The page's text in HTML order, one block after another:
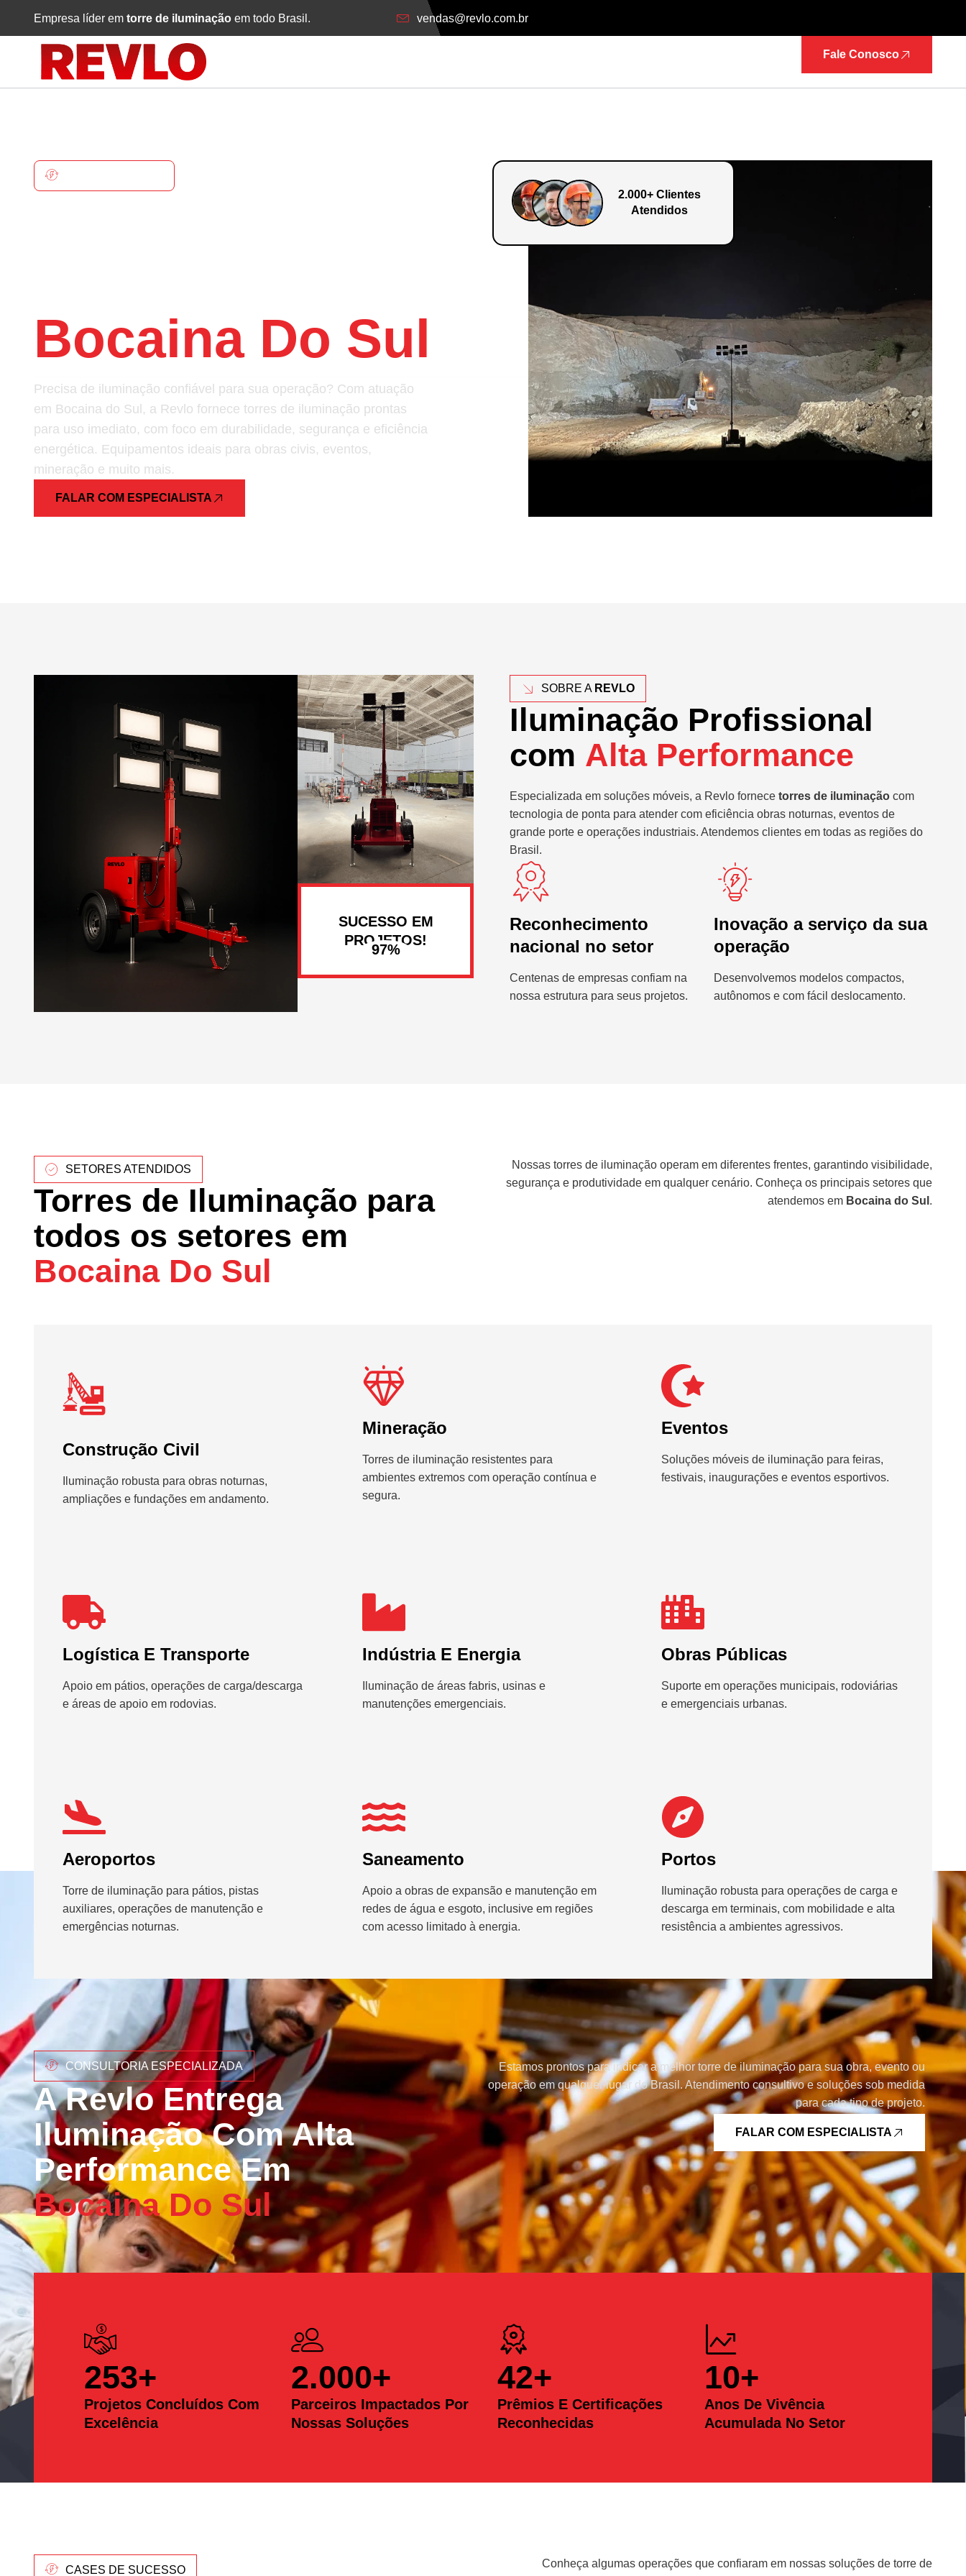
Empresa líder em torre de iluminação em todo Brasil. vendas@revlo.com.br
Fale Conosco
Bocaina Do Sul
Precisa de iluminação confiável para sua operação? Com atuação
em Bocaina do Sul, a Revlo fornece torres de iluminação prontas
para uso imediato, com foco em durabilidade, segurança e eficiência
energética. Equipamentos ideais para obras civis, eventos,
mineração e muito mais.
FALAR COM ESPECIALISTA
2.000+ Clientes
Atendidos
SUCESSO EM
PROJETOS!
SOBRE A REVLO
Iluminação Profissional
com Alta Performance
Especializada em soluções móveis, a Revlo fornece torres de iluminação com
tecnologia de ponta para atender com eficiência obras noturnas, eventos de
grande porte e operações industriais. Atendemos clientes em todas as regiões do
Brasil.
Reconhecimento
nacional no setor
Centenas de empresas confiam na
nossa estrutura para seus projetos.
Inovação a serviço da sua
operação
Desenvolvemos modelos compactos,
autônomos e com fácil deslocamento.
SETORES ATENDIDOS
Torres de Iluminação para
todos os setores em
Bocaina Do Sul
Nossas torres de iluminação operam em diferentes frentes, garantindo visibilidade,
segurança e produtividade em qualquer cenário. Conheça os principais setores que
atendemos em Bocaina do Sul .
Construção Civil
Iluminação robusta para obras noturnas,
ampliações e fundações em andamento.
Mineração
Torres de iluminação resistentes para
ambientes extremos com operação contínua e
segura.
Eventos
Soluções móveis de iluminação para feiras,
festivais, inaugurações e eventos esportivos.
Logística E Transporte
Apoio em pátios, operações de carga/descarga
e áreas de apoio em rodovias.
Indústria E Energia
Iluminação de áreas fabris, usinas e
manutenções emergenciais.
Obras Públicas
Suporte em operações municipais, rodoviárias
e emergenciais urbanas.
Aeroportos
Torre de iluminação para pátios, pistas
auxiliares, operações de manutenção e
emergências noturnas.
Saneamento
Apoio a obras de expansão e manutenção em
redes de água e esgoto, inclusive em regiões
com acesso limitado à energia.
Portos
Iluminação robusta para operações de carga e
descarga em terminais, com mobilidade e alta
resistência a ambientes agressivos.
CONSULTORIA ESPECIALIZADA
A Revlo Entrega
Iluminação Com Alta
Performance Em
Bocaina Do Sul
Estamos prontos para indicar a melhor torre de iluminação para sua obra, evento ou
operação em qualquer lugar do Brasil. Atendimento consultivo e soluções sob medida
para cada tipo de projeto.
FALAR COM ESPECIALISTA
Projetos Concluídos Com
Excelência
253+
Parceiros Impactados Por
Nossas Soluções
2.000+
Prêmios E Certificações
Reconhecidas
42+
Anos De Vivência
Acumulada No Setor
10+
CASES DE SUCESSO
Conheça algumas operações que confiaram em nossas soluções de torre de